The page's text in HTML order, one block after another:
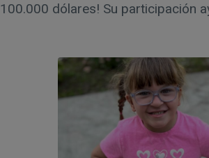
100.000 dólares! Su participación